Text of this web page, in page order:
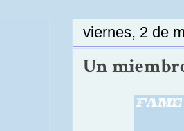
viernes, 2 de
Un